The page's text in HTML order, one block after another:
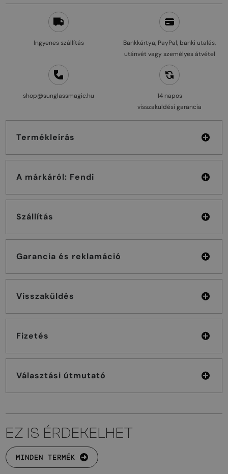
Ingyenes szállítás
Bankkártya, PayPal, banki utalás,
utánvét vagy személyes átvétel
shop@sunglassmagic.hu
14 napos
visszaküldési garancia
Termékleírás
A márkáról: Fendi
Szállítás
Garancia és reklamáció
Visszaküldés
Fizetés
Választási útmutató
EZ IS ÉRDEKELHET
MINDEN TERMÉK